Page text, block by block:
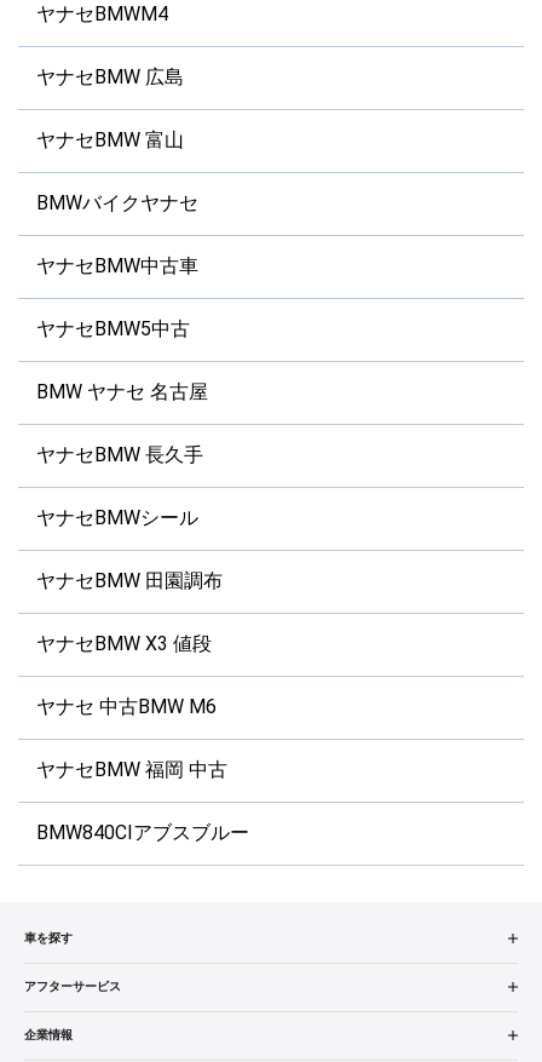
ヤナセBMWM4
ヤナセBMW 広島
ヤナセBMW 富山
BMWバイクヤナセ
ヤナセBMW中古車
ヤナセBMW5中古
BMW ヤナセ 名古屋
ヤナセBMW 長久手
ヤナセBMWシール
ヤナセBMW 田園調布
ヤナセBMW X3 値段
ヤナセ 中古BMW M6
ヤナセBMW 福岡 中古
BMW840CIアブスブルー
車を探す
中古車検索
販売店検索
アフターサービス
アフターサービス
企業情報